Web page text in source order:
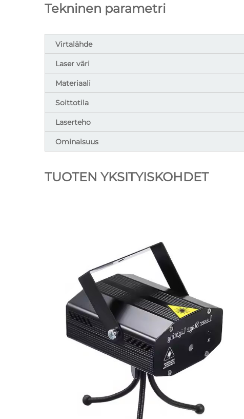
Tekninen parametri
Virtalähde
Laser väri
Materiaali
Soittotila
Laserteho
Ominaisuus
TUOTEN YKSITYISKOHDET